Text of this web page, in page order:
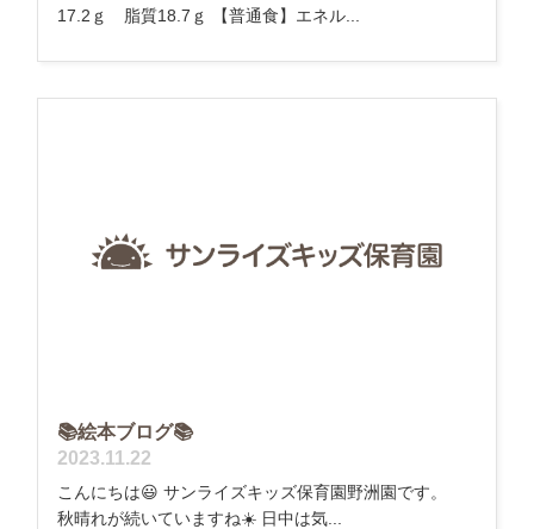
17.2ｇ 脂質18.7ｇ 【普通食】エネル...
📚絵本ブログ📚
2023.11.22
こんにちは😃 サンライズキッズ保育園野洲園です。
秋晴れが続いていますね☀️ 日中は気...